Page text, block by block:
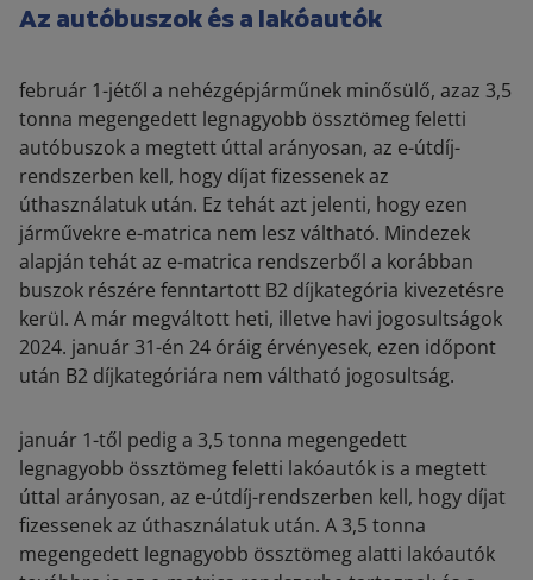
Az autóbuszok és a lakóautók
február 1-jétől a nehézgépjárműnek minősülő, azaz 3,5
tonna megengedett legnagyobb össztömeg feletti
autóbuszok a megtett úttal arányosan, az e-útdíj-
rendszerben kell, hogy díjat fizessenek az
úthasználatuk után. Ez tehát azt jelenti, hogy ezen
járművekre e-matrica nem lesz váltható. Mindezek
alapján tehát az e-matrica rendszerből a korábban
buszok részére fenntartott B2 díjkategória kivezetésre
kerül. A már megváltott heti, illetve havi jogosultságok
2024. január 31-én 24 óráig érvényesek, ezen időpont
után B2 díjkategóriára nem váltható jogosultság.
január 1-től pedig a 3,5 tonna megengedett
legnagyobb össztömeg feletti lakóautók is a megtett
úttal arányosan, az e-útdíj-rendszerben kell, hogy díjat
fizessenek az úthasználatuk után. A 3,5 tonna
megengedett legnagyobb össztömeg alatti lakóautók